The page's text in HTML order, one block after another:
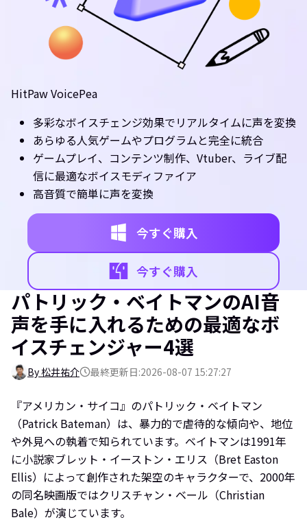
HitPaw VoicePea
多彩なボイスチェンジ効果でリアルタイムに声を変換
あらゆる人気ゲームやプログラムと完全に統合
ゲームプレイ、コンテンツ制作、Vtuber、ライブ配
信に最適なボイスモディファイア
高音質で簡単に声を変換
今すぐ購入
今すぐ購入
パトリック・ベイトマンのAI音
声を手に入れるための最適なボ
イスチェンジャー4選
By 松井祐介 最終更新日:2026-08-07 15:27:27
『アメリカン・サイコ』のパトリック・ベイトマン
（Patrick Bateman）は、暴力的で虐待的な傾向や、地位
や外見への執着で知られています。ベイトマンは1991年
に小説家ブレット・イーストン・エリス（Bret Easton
Ellis）によって創作された架空のキャラクターで、2000年
の同名映画版ではクリスチャン・ベール（Christian
Bale）が演じています。